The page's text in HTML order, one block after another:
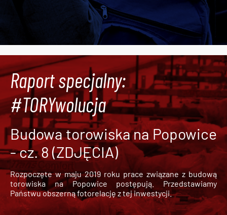
Raport specjalny:
#TORYwolucja
Budowa torowiska na Popowice
- cz. 8 (ZDJĘCIA)
Rozpoczęte w maju 2019 roku prace związane z budową
torowiska na Popowice
postępują. Przedstawiamy
Państwu obszerną fotorelację z tej inwestycji.